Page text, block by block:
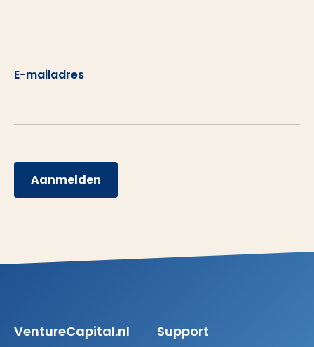
E-mailadres
Aanmelden
VentureCapital.nl Support